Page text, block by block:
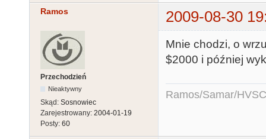
Ramos 2009-08-30
Przechodzień
Nieaktywny
Skąd: Sosnowiec
Zarejestrowany: 2004-01-19
Posty: 60
Mnie chodzi, o
$2000 i później
Ramos/Samar/